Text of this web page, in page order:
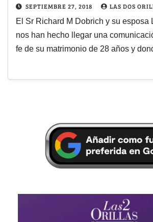
SEPTIEMBRE 27, 2018 LAS DOS
El Sr Richard M Dobrich y su esposa
nos han hecho llegar una
fe de su matrimonio de 28 años y